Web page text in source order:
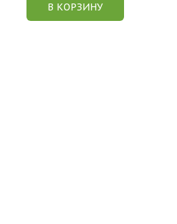
В КОРЗИНУ